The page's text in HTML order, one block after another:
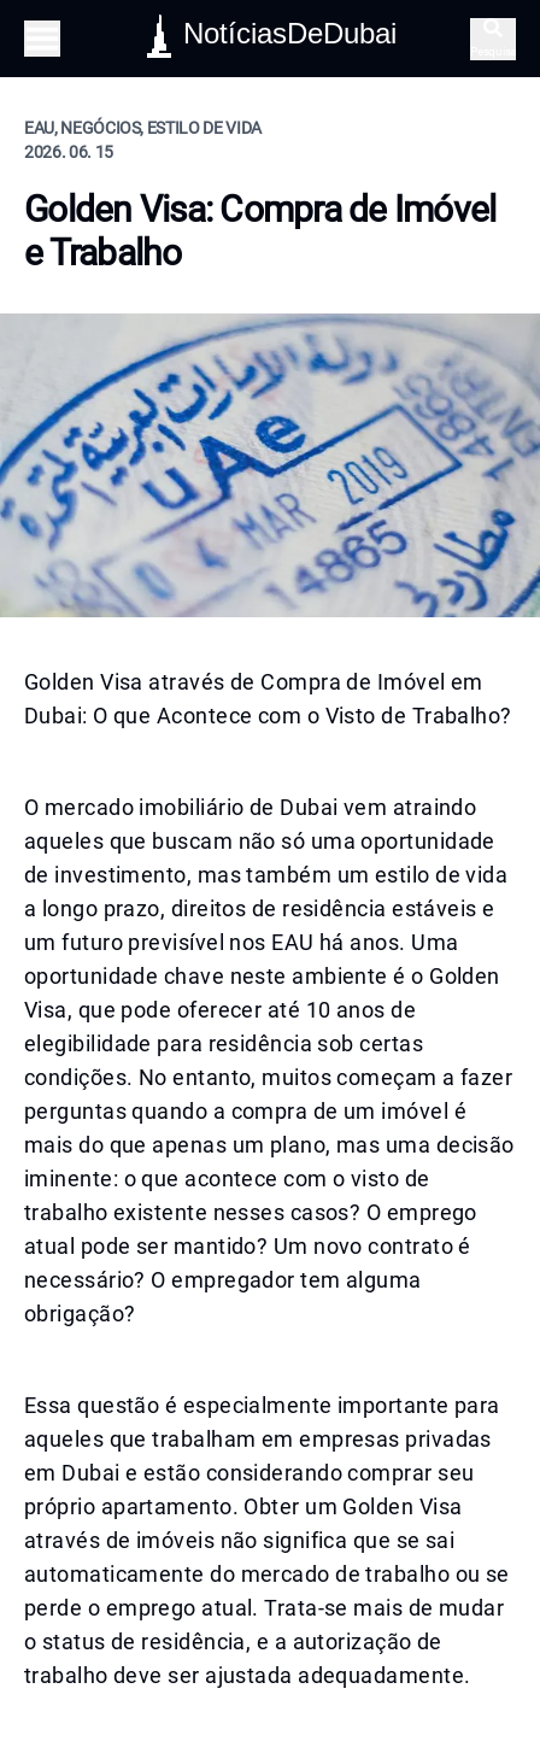
NotíciasDeDubai
EAU, NEGÓCIOS, ESTILO DE VIDA
2026. 06. 15
Golden Visa: Compra de Imóvel
e Trabalho
Golden Visa através de Compra de Imóvel em
Dubai: O que Acontece com o Visto de Trabalho?
O mercado imobiliário de Dubai vem atraindo
aqueles que buscam não só uma oportunidade
de investimento, mas também um estilo de vida
a longo prazo, direitos de residência estáveis e
um futuro previsível nos EAU há anos. Uma
oportunidade chave neste ambiente é o Golden
Visa, que pode oferecer até 10 anos de
elegibilidade para residência sob certas
condições. No entanto, muitos começam a fazer
perguntas quando a compra de um imóvel é
mais do que apenas um plano, mas uma decisão
iminente: o que acontece com o visto de
trabalho existente nesses casos? O emprego
atual pode ser mantido? Um novo contrato é
necessário? O empregador tem alguma
obrigação?
Essa questão é especialmente importante para
aqueles que trabalham em empresas privadas
em Dubai e estão considerando comprar seu
próprio apartamento. Obter um Golden Visa
através de imóveis não significa que se sai
automaticamente do mercado de trabalho ou se
perde o emprego atual. Trata-se mais de mudar
o status de residência, e a autorização de
trabalho deve ser ajustada adequadamente.